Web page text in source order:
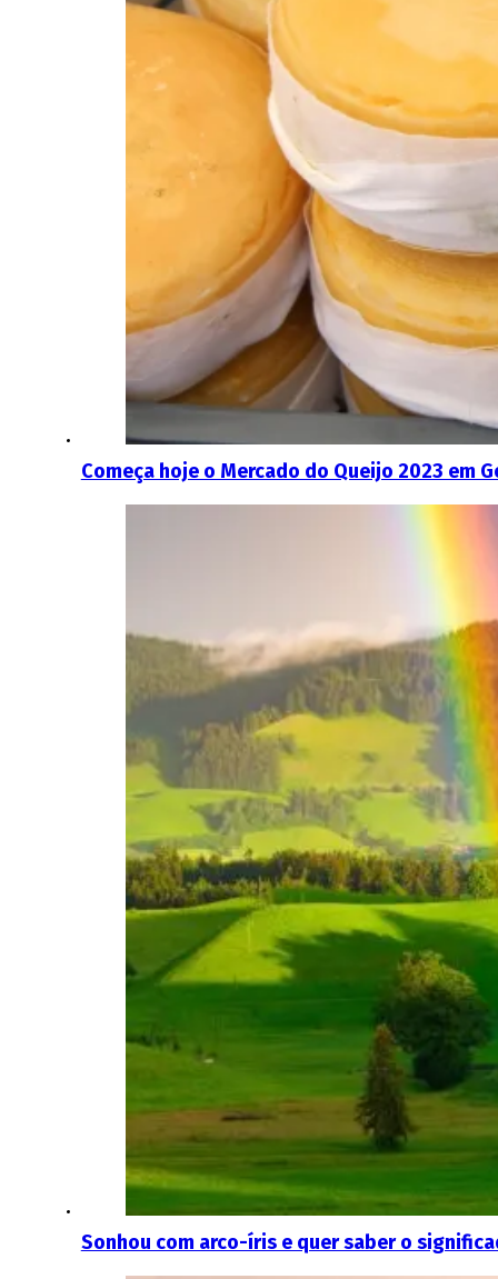
Começa hoje o Mercado do Queijo 2023 em
Sonhou com arco-íris e quer saber o